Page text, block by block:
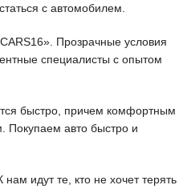
с автомобилем.
Прозрачные условия
специалисты с опытом
быстро, причем комфортным
Покупаем авто быстро и
идут те, кто не хочет терять